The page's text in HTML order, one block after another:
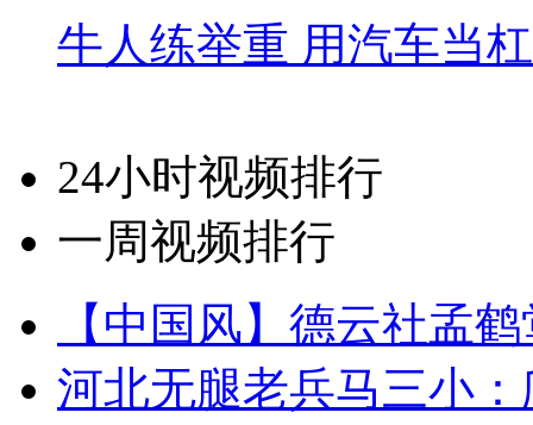
牛人练举重 用汽车当
24小时视频排行
一周视频排行
【中国风】德云社孟
河北无腿老兵马三小